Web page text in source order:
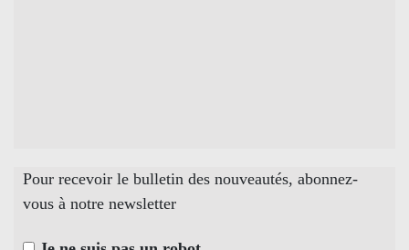
Pour recevoir le bulletin des nouveautés, abonnez-
vous à notre newsletter